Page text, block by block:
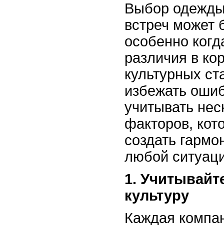
Выбор
встреч
особенно
различия в
культурных
избежать
учитывать
факторов,
создать
любой
1.
культуру
Каждая